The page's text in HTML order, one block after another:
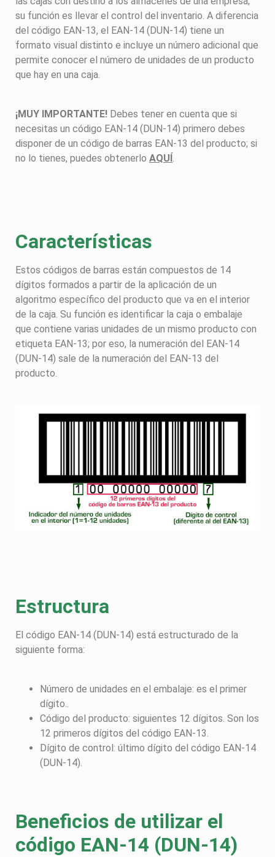
su función es llevar el control del inventario. A diferencia
del código EAN-13, el EAN-14 (DUN-14) tiene un
formato visual distinto e incluye un número adicional que
permite conocer el número de unidades de un producto
que hay en una caja.
¡MUY IMPORTANTE! Debes tener en cuenta que si
necesitas un código EAN-14 (DUN-14) primero debes
disponer de un código de barras EAN-13 del producto; si
no lo tienes, puedes obtenerlo AQUÍ.
Características
Estos códigos de barras están compuestos de 14
dígitos formados a partir de la aplicación de un
algoritmo específico del producto que va en el interior
de la caja. Su función es identificar la caja o embalaje
que contiene varias unidades de un mismo producto con
etiqueta EAN-13; por eso, la numeración del EAN-14
(DUN-14) sale de la numeración del EAN-13 del
producto.
Estructura
El código EAN-14 (DUN-14) está estructurado de la
siguiente forma:
Número de unidades en el embalaje: es el primer
dígito..
Código del producto: siguientes 12 dígitos. Son los
12 primeros dígitos del código EAN-13.
Dígito de control: último dígito del código EAN-14
(DUN-14).
Beneficios de utilizar el
código EAN-14 (DUN-14)